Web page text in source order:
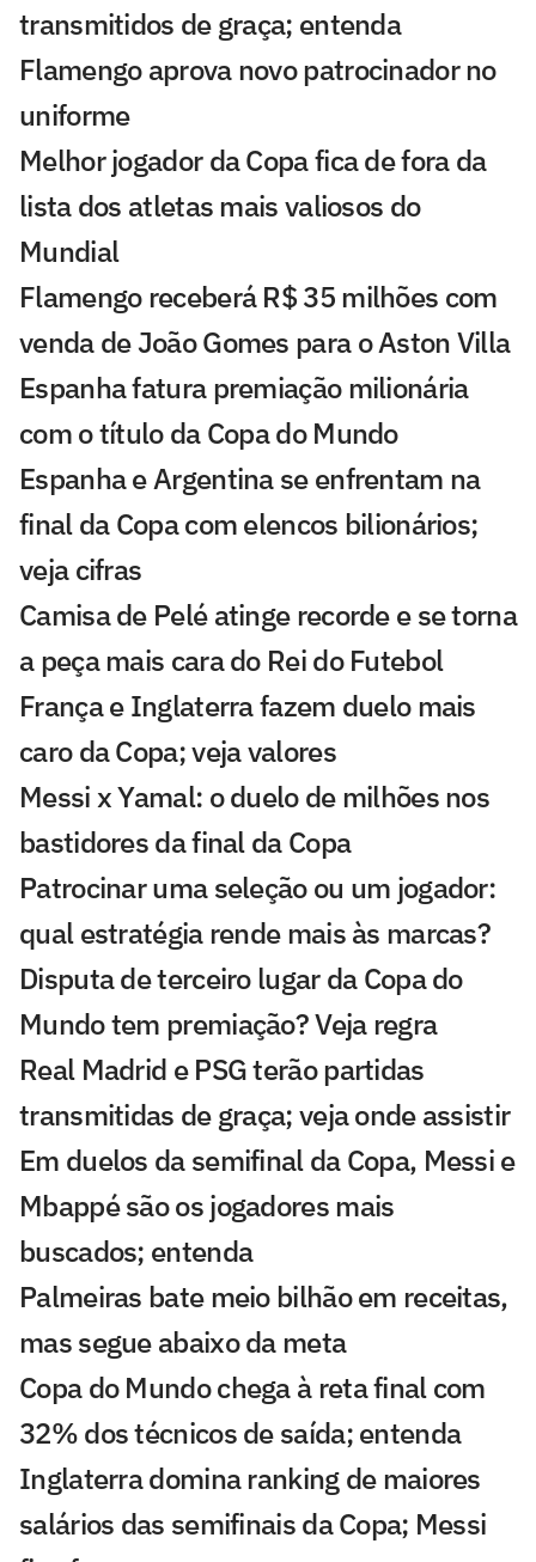
transmitidos de graça; entenda
Flamengo aprova novo patrocinador no
uniforme
Melhor jogador da Copa fica de fora da
lista dos atletas mais valiosos do
Mundial
Flamengo receberá R$ 35 milhões com
venda de João Gomes para o Aston Villa
Espanha fatura premiação milionária
com o título da Copa do Mundo
Espanha e Argentina se enfrentam na
final da Copa com elencos bilionários;
veja cifras
Camisa de Pelé atinge recorde e se torna
a peça mais cara do Rei do Futebol
França e Inglaterra fazem duelo mais
caro da Copa; veja valores
Messi x Yamal: o duelo de milhões nos
bastidores da final da Copa
Patrocinar uma seleção ou um jogador:
qual estratégia rende mais às marcas?
Disputa de terceiro lugar da Copa do
Mundo tem premiação? Veja regra
Real Madrid e PSG terão partidas
transmitidas de graça; veja onde assistir
Em duelos da semifinal da Copa, Messi e
Mbappé são os jogadores mais
buscados; entenda
Palmeiras bate meio bilhão em receitas,
mas segue abaixo da meta
Copa do Mundo chega à reta final com
32% dos técnicos de saída; entenda
Inglaterra domina ranking de maiores
salários das semifinais da Copa; Messi